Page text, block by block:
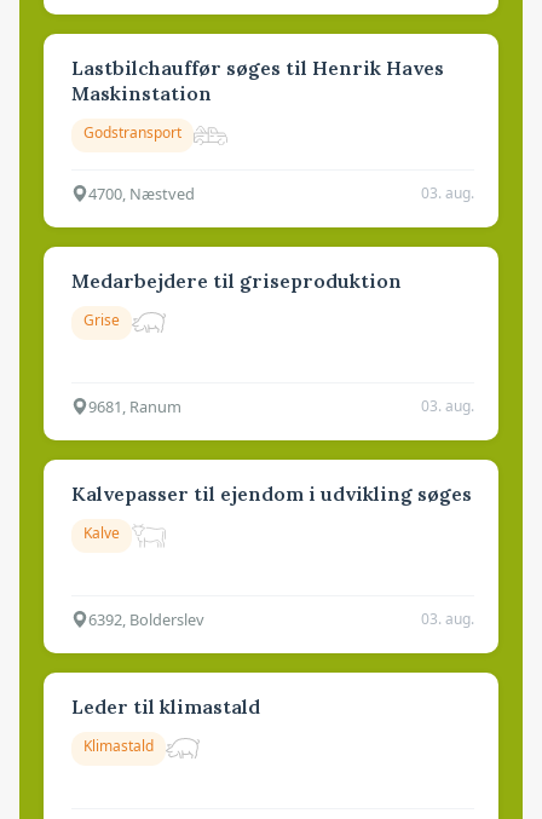
Lastbilchauffør søges til Henrik Haves
Maskinstation
Godstransport
4700, Næstved 03. aug.
Medarbejdere til griseproduktion
Grise
9681, Ranum 03. aug.
Kalvepasser til ejendom i udvikling søges
Kalve
6392, Bolderslev 03. aug.
Leder til klimastald
Klimastald